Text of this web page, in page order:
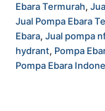
Ebara Termurah,
Jual Pompa Ebara
Ebara,Jual pompa
hydrant, Pompa
Pompa Ebara